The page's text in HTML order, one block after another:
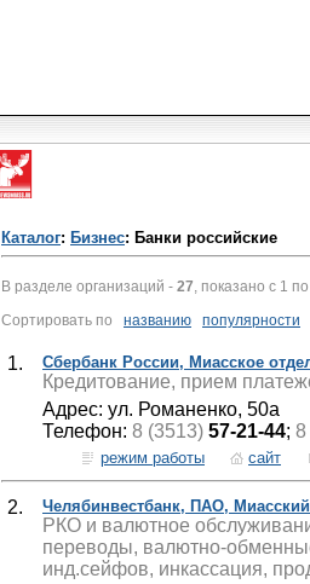
Каталог: Бизнес: Банки российские
В разделе организаций - 27 , показано с 1
Сортировать по названию популярности
1. Сбербанк России, Миасское
Кредитование, прием
Адрес: ул. Романенко, 50а
Телефон: 8 (3513) 57-21-44; 8
режим работы сайт
2. Челябинвестбанк, ПАО,
РКО и валютное
переводы, валютно-
инд.сейфов, инкассация,